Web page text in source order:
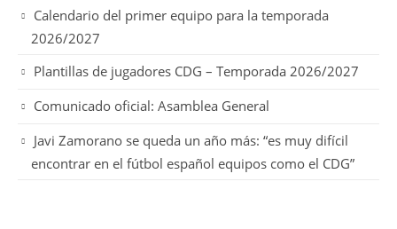
Calendario del primer equipo para la temporada
2026/2027
Plantillas de jugadores CDG – Temporada 2026/2027
Comunicado oficial: Asamblea General
Javi Zamorano se queda un año más: “es muy difícil
encontrar en el fútbol español equipos como el CDG”